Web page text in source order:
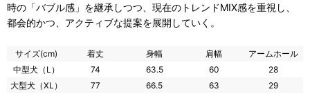
時の「バブル感」を継承しつつ、現在のトレンドMIX感を重視し、
都会的かつ、アクティブな提案を展開していく。
サイズ(cm) 着丈 身幅 肩幅
アームホール
中型犬（L）
74 63.5 60
28
大型犬（XL）
77 66.5 63 29